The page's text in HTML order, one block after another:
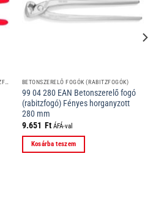
BETONSZERELŐ FOGÓK (MONIER / RABITZFOGÓK) BETONSZERELŐ FOGÓK (RABITZFOGÓK)
99 04 280 EAN Betonszerelő fogó
(rabitzfogó) Fényes horganyzott
280 mm
9.651 Ft ÁFÁ-val
Kosárba teszem